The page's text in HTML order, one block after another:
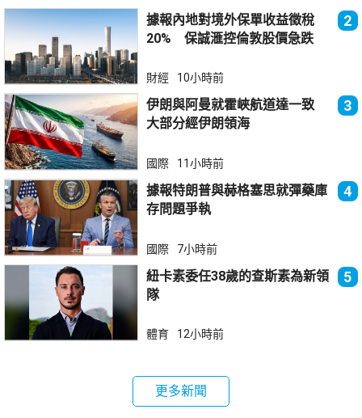
據報內地對境外保單收益徵稅
20% 保誠滙控倫敦股價急跌
2
財經 10小時前
伊朗與阿曼就霍峽航道達一致
大部分經伊朗領海
3
國際 11小時前
據報特朗普與赫格塞思就彈藥庫
存問題爭執
4
國際 7小時前
紐卡素委任38歲的查斯素為新領
隊
5
體育 12小時前
更多新聞